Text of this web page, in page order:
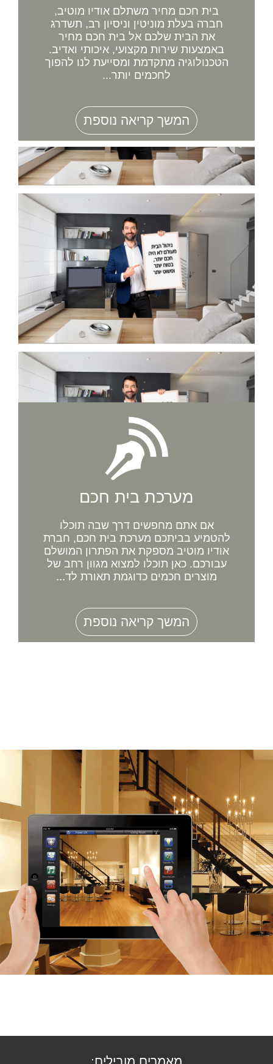
בית חכם מחיר משתלם אודיו מוטיב,
חברה בעלת מוניטין וניסיון רב, תשדרג
את הבית שלכם אל בית חכם מחיר
באמצעות שירות מקצועי, איכותי ואדיב.
הטכנולוגיה מתקדמת ומסייעת לנו להפוך
לחכמים יותר...
המשך קריאה נוספת
מערכת בית חכם
אם אתם מחפשים דרך שבה תוכלו
להטמיע בביתכם מערכת בית חכם, חברת
אודיו מוטיב מספקת את הפתרון המושלם
עבורכם. כאן תוכלו למצוא מגוון רחב של
מוצרים חכמים כדוגמת תאורת לד...
המשך קריאה נוספת
מאמרים מובילים: